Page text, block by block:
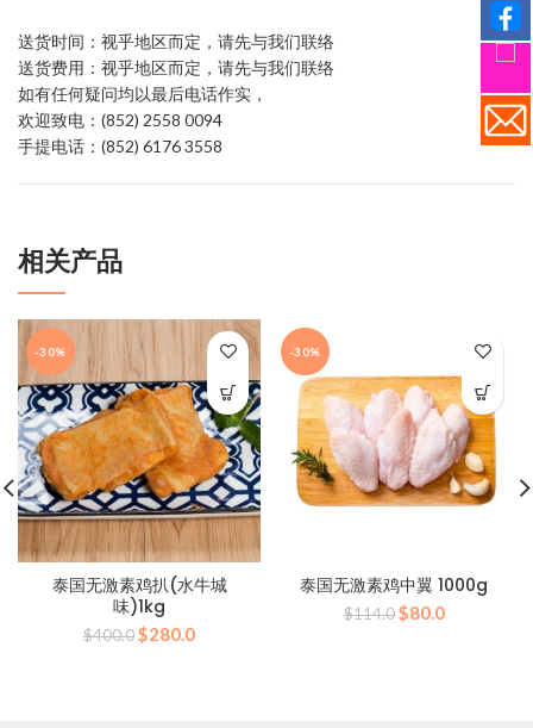
送货时间：视乎地区而定，请先与我们联络
送货费用：视乎地区而定，请先与我们联络
如有任何疑问均以最后电话作实，
欢迎致电：(852) 2558 0094
手提电话：(852) 6176 3558
相关产品
-30%
泰国无激素鸡扒(水牛城
味)1kg
$400.0原
$280.0当
-30%
泰国无激素鸡中翼 1000g
$114.0 原
$80.0当